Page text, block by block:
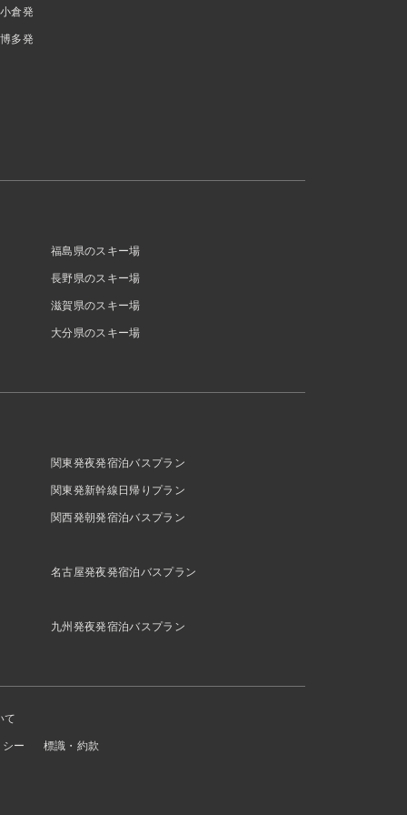
小倉発
博多発
福島県のスキー場
長野県のスキー場
滋賀県のスキー場
大分県のスキー場
関東発夜発宿泊バスプラン
関東発新幹線日帰りプラン
関西発朝発宿泊バスプラン
名古屋発夜発宿泊バスプラン
九州発夜発宿泊バスプラン
て
ー 標識・約款